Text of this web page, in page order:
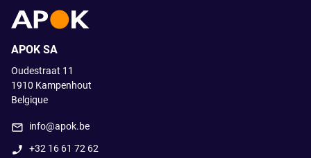
APOK SA
Oudestraat 11
1910 Kampenhout
Belgique
info@apok.be
+32 16 61 72 62